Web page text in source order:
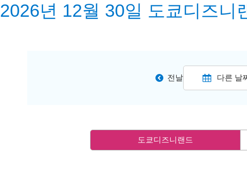
2026년 12월 30일 도쿄디즈니
전날 다른 날
도쿄디즈니랜드